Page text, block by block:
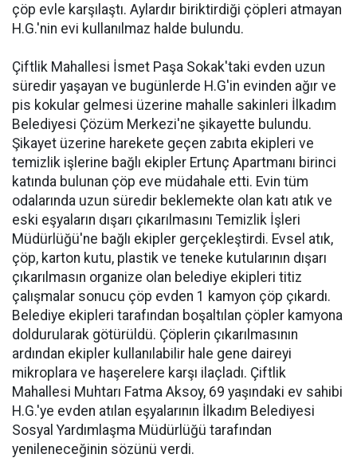
çöp evle karşılaştı. Aylardır biriktirdiği çöpleri atmayan
H.G.'nin evi kullanılmaz halde bulundu.
Çiftlik Mahallesi İsmet Paşa Sokak'taki evden uzun
süredir yaşayan ve bugünlerde H.G'in evinden ağır ve
pis kokular gelmesi üzerine mahalle sakinleri İlkadım
Belediyesi Çözüm Merkezi'ne şikayette bulundu.
Şikayet üzerine harekete geçen zabıta ekipleri ve
temizlik işlerine bağlı ekipler Ertunç Apartmanı birinci
katında bulunan çöp eve müdahale etti. Evin tüm
odalarında uzun süredir beklemekte olan katı atık ve
eski eşyaların dışarı çıkarılmasını Temizlik İşleri
Müdürlüğü'ne bağlı ekipler gerçekleştirdi. Evsel atık,
çöp, karton kutu, plastik ve teneke kutularının dışarı
çıkarılmasın organize olan belediye ekipleri titiz
çalışmalar sonucu çöp evden 1 kamyon çöp çıkardı.
Belediye ekipleri tarafından boşaltılan çöpler kamyona
doldurularak götürüldü. Çöplerin çıkarılmasının
ardından ekipler kullanılabilir hale gene daireyi
mikroplara ve haşerelere karşı ilaçladı. Çiftlik
Mahallesi Muhtarı Fatma Aksoy, 69 yaşındaki ev sahibi
H.G.'ye evden atılan eşyalarının İlkadım Belediyesi
Sosyal Yardımlaşma Müdürlüğü tarafından
yenileneceğinin sözünü verdi.